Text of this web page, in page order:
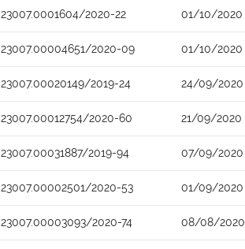
23007.0001604/2020-22 01/10/2020
23007.00004651/2020-09 01/10/2020
23007.00020149/2019-24 24/09/2020
23007.00012754/2020-60 21/09/2020
23007.00031887/2019-94 07/09/2020
23007.00002501/2020-53 01/09/2020
23007.00003093/2020-74 08/08/2020